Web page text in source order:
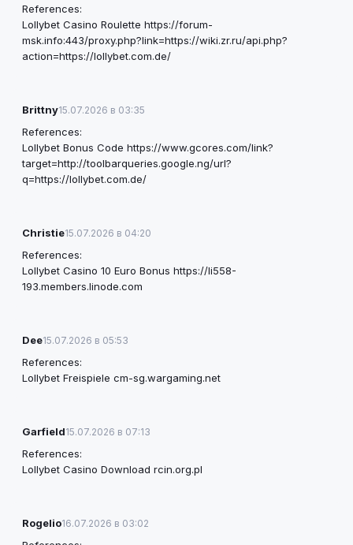
References:
Lollybet Casino Roulette https://forum-
msk.info:443/proxy.php?link=https://wiki.zr.ru/api.php?
action=https://lollybet.com.de/
Brittny15.07.2026 в 03:35
References:
Lollybet Bonus Code https://www.gcores.com/link?
target=http://toolbarqueries.google.ng/url?
q=https://lollybet.com.de/
Christie15.07.2026 в 04:20
References:
Lollybet Casino 10 Euro Bonus https://li558-
193.members.linode.com
Dee15.07.2026 в 05:53
References:
Lollybet Freispiele cm-sg.wargaming.net
Garfield15.07.2026 в 07:13
References:
Lollybet Casino Download rcin.org.pl
Rogelio16.07.2026 в 03:02